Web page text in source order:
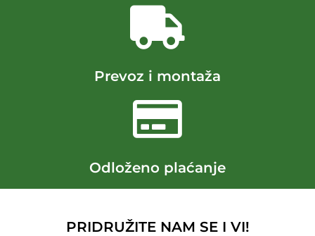
Prevoz i montaža
Odloženo plaćanje
PRIDRUŽITE NAM SE I VI!